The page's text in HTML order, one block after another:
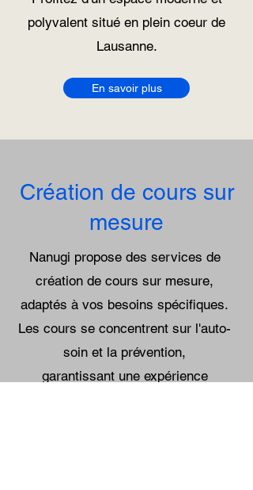
polyvalent situé en plein coeur de
Lausanne.
En savoir plus
Création de cours sur
mesure
Nanugi propose des services de
création de cours sur mesure,
adaptés à vos besoins spécifiques.
Les cours se concentrent sur l'auto-
soin et la prévention,
garantissant une expérience